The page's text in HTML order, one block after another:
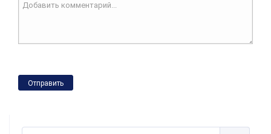
Отправить